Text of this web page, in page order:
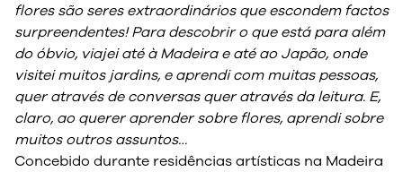
flores são seres extraordinários que escondem factos
surpreendentes! Para descobrir o que está para além
do óbvio, viajei até à Madeira e até ao Japão, onde
visitei muitos jardins, e aprendi com muitas pessoas,
quer através de conversas quer através da leitura. E,
claro, ao querer aprender sobre flores, aprendi sobre
muitos outros assuntos…
Concebido durante residências artísticas na Madeira